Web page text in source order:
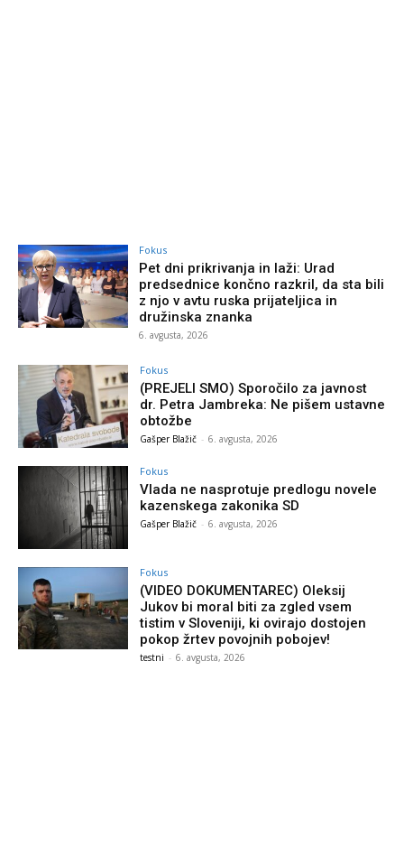
Fokus
Pet dni prikrivanja in laži: Urad
predsednice končno razkril, da sta bili
z njo v avtu ruska prijateljica in
družinska znanka
6. avgusta, 2026
Fokus
(PREJELI SMO) Sporočilo za javnost
dr. Petra Jambreka: Ne pišem ustavne
obtožbe
Gašper Blažič - 6. avgusta, 2026
Fokus
Vlada ne nasprotuje predlogu novele
kazenskega zakonika SD
Gašper Blažič - 6. avgusta, 2026
Fokus
(VIDEO DOKUMENTAREC) Oleksij
Jukov bi moral biti za zgled vsem
tistim v Sloveniji, ki ovirajo dostojen
pokop žrtev povojnih pobojev!
testni - 6. avgusta, 2026